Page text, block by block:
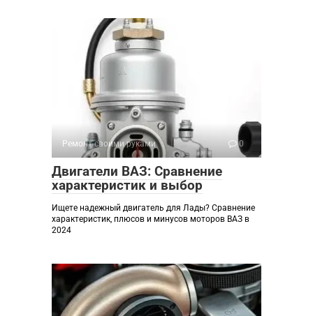
Ремонт своими руками 0
Двигатели ВАЗ: Сравнение
характеристик и выбор
Ищете надежный двигатель для Лады? Сравнение
характеристик, плюсов и минусов моторов ВАЗ в
2024